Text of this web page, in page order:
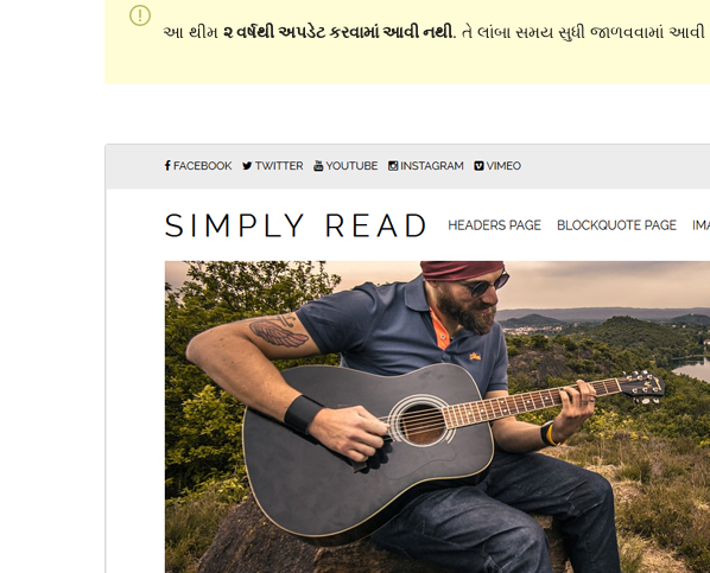
આ થીમ ૨ વર્ષથી અપડેટ કરવામાં આવી નથી. તે લાંબા સમય સુધી જાળવવામાં આવી